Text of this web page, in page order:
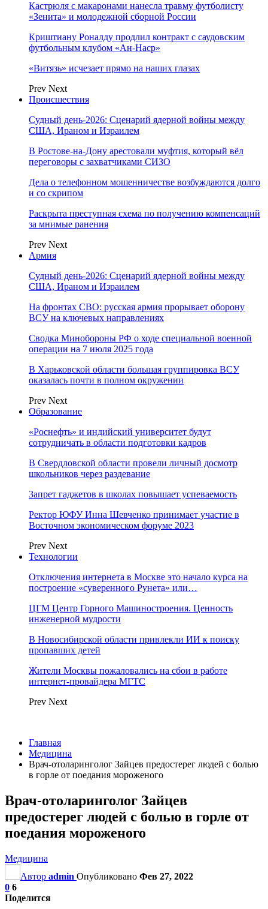
Кастрюля с макаронами нанесла травму футболисту
«Зенита» и молодежной сборной России
Криштиану Роналду продлил контракт с саудовским
футбольным клубом «Ан-Наср»
«Витязь» исчезает прямо на наших глазах
Prev Next
Происшествия
Судный день-2026: Сценарий ядерной войны между
США, Ираном и Израилем
В Ростове-на-Дону арестовали муфтия, который вёл
переговоры с захватчиками СИЗО
Дела о телефонном мошенничестве возбуждаются долго
и со скрипом
Раскрыта преступная схема по получению компенсаций
за мнимые ранения
Prev Next
Армия
Судный день-2026: Сценарий ядерной войны между
США, Ираном и Израилем
На фронтах СВО: русская армия прорывает оборону
ВСУ на ключевых направлениях
Сводка Минобороны РФ о ходе специальной военной
операции на 7 июля 2025 года
В Харьковской области большая группировка ВСУ
оказалась почти в полном окружении
Prev Next
Образование
«Роснефть» и индийский университет будут
сотрудничать в области подготовки кадров
В Свердловской области провели личный досмотр
школьников через раздевание
Запрет гаджетов в школах повышает успеваемость
Ректор ЮФУ Инна Шевченко принимает участие в
Восточном экономическом форуме 2023
Prev Next
Технологии
Отключения интернета в Москве это начало курса на
построение «суверенного Рунета» или…
ЦГМ Центр Горного Машиностроения. Ценность
инженерной мудрости
В Новосибирской области привлекли ИИ к поиску
пропавших детей
Жители Москвы пожаловались на сбои в работе
интернет-провайдера МГТС
Prev Next
Главная
Медицина
Врач-отоларинголог Зайцев предостерег людей с болью
в горле от поедания мороженого
Врач-отоларинголог Зайцев
предостерег людей с болью в горле от
поедания мороженого
Медицина
Автор admin Опубликовано Фев 27, 2022
0 6
Поделится